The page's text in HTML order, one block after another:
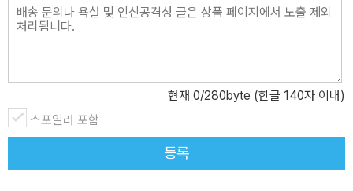
현재 0/280byte (한글 140자 이내)
스포일러 포함
등록